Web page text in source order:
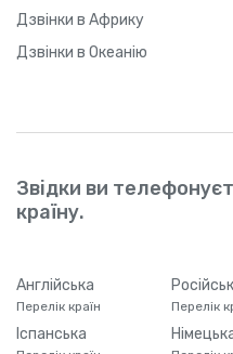
Дзвінки в Африку
Дзвінки в Океанію
Звідки ви
країну.
Англійська
Перелік країн Перелік
Іспанська